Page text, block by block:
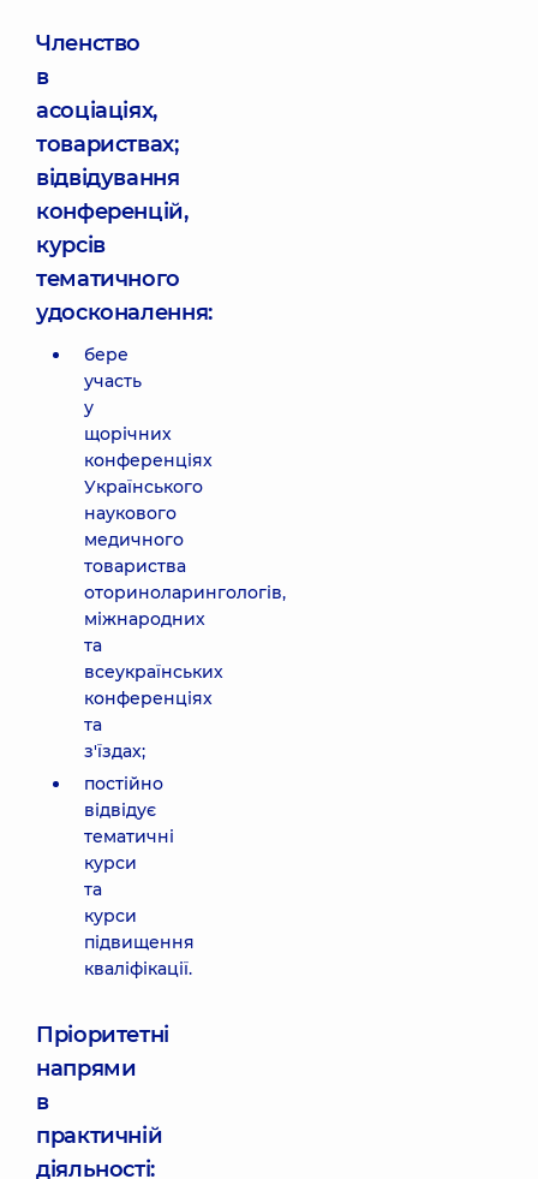
Членство
в
асоціаціях,
товариствах;
відвідування
конференцій,
курсів
тематичного
удосконалення:
бере
участь
у
щорічних
конференціях
Українського
наукового
медичного
товариства
оториноларингологів,
міжнародних
та
всеукраїнських
конференціях
та
з'їздах;
постійно
відвідує
тематичні
курси
та
курси
підвищення
кваліфікації.
Пріоритетні
напрями
в
практичній
діяльності: